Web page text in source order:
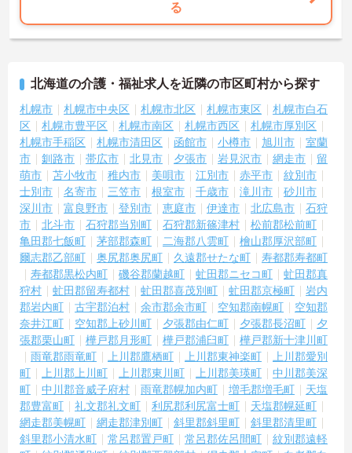
る
北海道の介護・福祉求人を近隣の市区町村から探す
札幌市 札幌市中央区 札幌市北区 札幌市東区
札幌市白石
区
札幌市豊平区 札幌市南区 札幌市西区
札幌市厚別区
札幌市手稲区
札幌市清田区 函館市 小樽市 旭川市
室蘭
市
釧路市 帯広市 北見市 夕張市 岩見沢市 網走市
留
萌市
苫小牧市 稚内市 美唄市 江別市 赤平市
紋別市
士別市
名寄市 三笠市 根室市 千歳市 滝川市
砂川市
深川市
富良野市 登別市 恵庭市 伊達市 北広島市
石狩
市
北斗市 石狩郡当別町 石狩郡新篠津村
松前郡松前町
亀田郡七飯町
茅部郡森町 二海郡八雲町
檜山郡厚沢部町
爾志郡乙部町
奥尻郡奥尻町 久遠郡せたな町
寿都郡寿都町
寿都郡黒松内町
磯谷郡蘭越町 虻田郡ニセコ町
虻田郡真
狩村
虻田郡留寿都村 虻田郡喜茂別町 虻田郡京極町
岩内
郡岩内町
古宇郡泊村 余市郡余市町 空知郡南幌町
空知郡
奈井江町
空知郡上砂川町 夕張郡由仁町 夕張郡長沼町
夕
張郡栗山町
樺戸郡月形町 樺戸郡浦臼町
樺戸郡新十津川町
雨竜郡雨竜町
上川郡鷹栖町 上川郡東神楽町
上川郡愛別
町
上川郡上川町 上川郡東川町 上川郡美瑛町
中川郡美深
町
中川郡音威子府村 雨竜郡幌加内町 増毛郡増毛町
天塩
郡豊富町
礼文郡礼文町 利尻郡利尻富士町
天塩郡幌延町
網走郡美幌町
網走郡津別町 斜里郡斜里町
斜里郡清里町
斜里郡小清水町
常呂郡置戸町 常呂郡佐呂間町
紋別郡遠軽